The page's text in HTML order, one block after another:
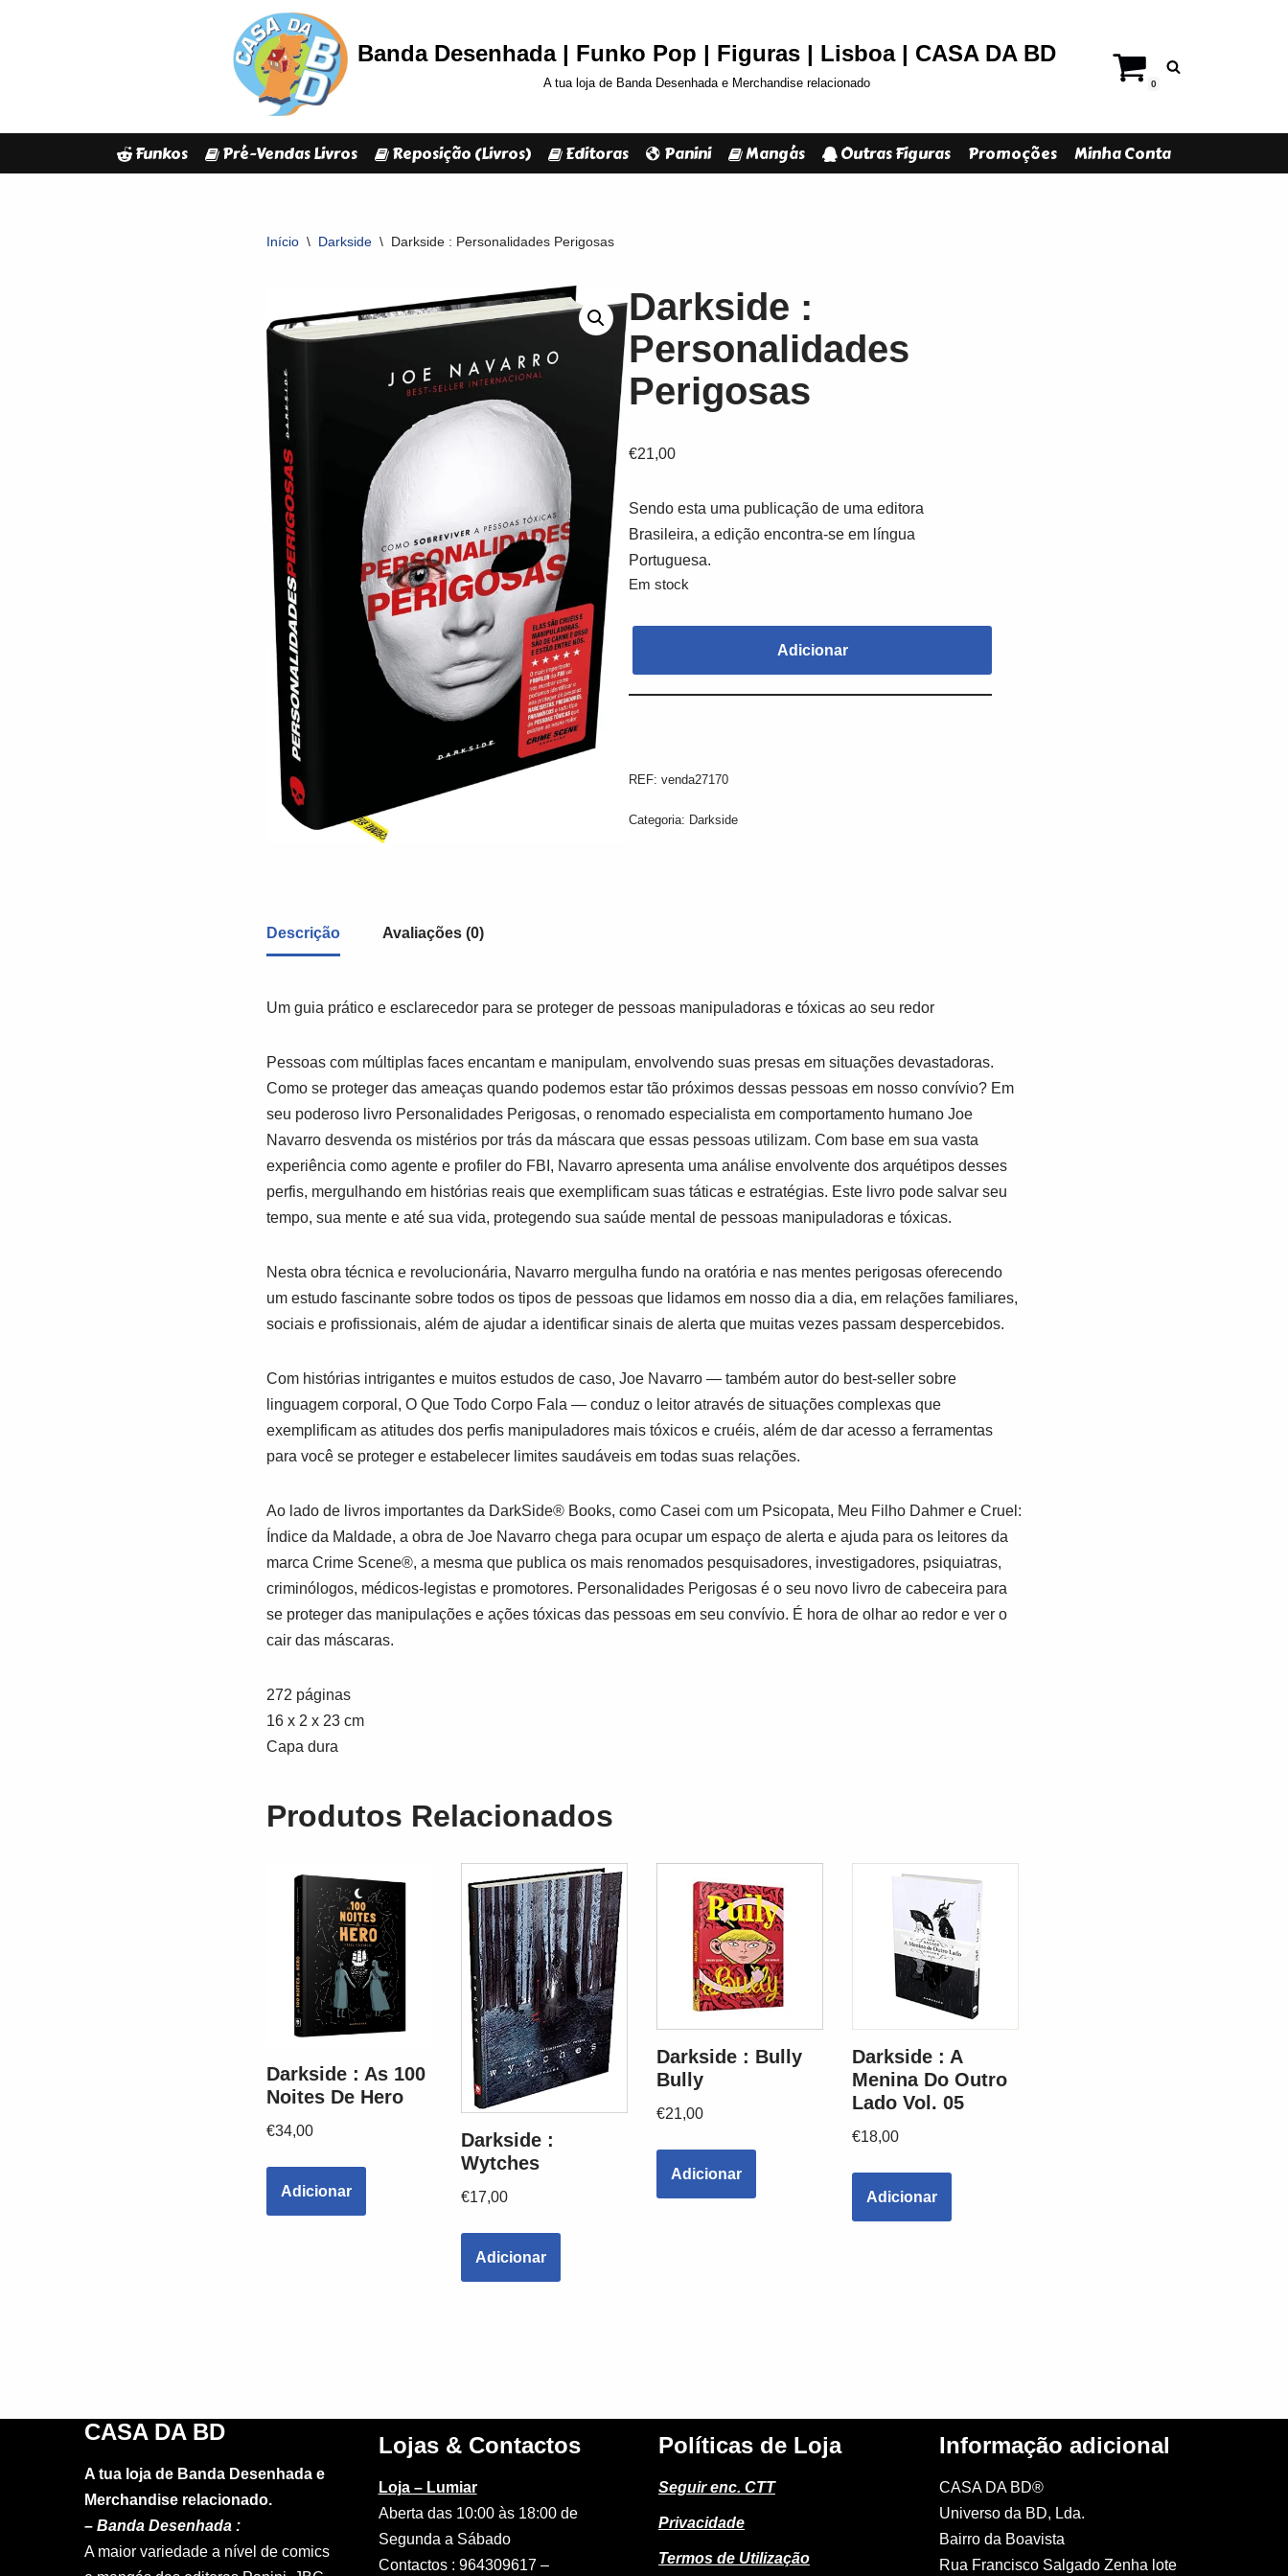
conteúdo
Banda Desenhada | Funko Pop | Figuras | Lisboa | CASA DA BD
A tua loja de Banda Desenhada e Merchandise relacionado 0
Funkos Pré-Vendas Livros Reposição (Livros) Editoras Panini Mangás Outras Figuras Promoções Minha Conta
Início \ Darkside \ Darkside : Personalidades Perigosas
Darkside :
Personalidades
Perigosas
€21,00
Sendo esta uma publicação de uma editora
Brasileira, a edição encontra-se em língua
Portuguesa.
Em stock
Adicionar
REF:venda27170
Categoria: Darkside
Descrição Avaliações (0)
Um guia prático e esclarecedor para se proteger de pessoas manipuladoras e tóxicas ao seu redor
Pessoas com múltiplas faces encantam e manipulam, envolvendo suas presas em situações devastadoras.
Como se proteger das ameaças quando podemos estar tão próximos dessas pessoas em nosso convívio? Em
seu poderoso livro Personalidades Perigosas, o renomado especialista em comportamento humano Joe
Navarro desvenda os mistérios por trás da máscara que essas pessoas utilizam. Com base em sua vasta
experiência como agente e profiler do FBI, Navarro apresenta uma análise envolvente dos arquétipos desses
perfis, mergulhando em histórias reais que exemplificam suas táticas e estratégias. Este livro pode salvar seu
tempo, sua mente e até sua vida, protegendo sua saúde mental de pessoas manipuladoras e tóxicas.
Nesta obra técnica e revolucionária, Navarro mergulha fundo na oratória e nas mentes perigosas oferecendo
um estudo fascinante sobre todos os tipos de pessoas que lidamos em nosso dia a dia, em relações familiares,
sociais e profissionais, além de ajudar a identificar sinais de alerta que muitas vezes passam despercebidos.
Com histórias intrigantes e muitos estudos de caso, Joe Navarro ― também autor do best-seller sobre
linguagem corporal, O Que Todo Corpo Fala ― conduz o leitor através de situações complexas que
exemplificam as atitudes dos perfis manipuladores mais tóxicos e cruéis, além de dar acesso a ferramentas
para você se proteger e estabelecer limites saudáveis em todas suas relações.
Ao lado de livros importantes da DarkSide® Books, como Casei com um Psicopata, Meu Filho Dahmer eCruel:
Índice da Maldade, a obra de Joe Navarro chega para ocupar um espaço de alerta e ajuda para os leitores da
marca Crime Scene®, a mesma que publica os mais renomados pesquisadores, investigadores, psiquiatras,
criminólogos, médicos-legistas e promotores. Personalidades Perigosasé o seu novo livro de cabeceira para
se proteger das manipulações e ações tóxicas das pessoas em seu convívio. É hora de olhar ao redor e ver o
cair das máscaras.
272 páginas
16 x 2 x 23 cm
Capa dura
Produtos Relacionados
Darkside : As 100
Noites De Hero
€34,00
Adicionar
Darkside :
Wytches
€17,00
Adicionar
Darkside : Bully
Bully
€21,00
Adicionar
Darkside : A
Menina Do Outro
Lado Vol. 05
€18,00
Adicionar
CASA DA BD
A tua loja de Banda Desenhada e
Merchandise relacionado.
– Banda Desenhada :
A maior variedade a nível de comics
Lojas & Contactos
Loja – Lumiar
Aberta das 10:00 às 18:00 de
Segunda a Sábado
Contactos : 964309617 –
Políticas de Loja
Seguir enc. CTT
Privacidade
Termos de Utilização
Informação adicional
CASA DA BD®
Universo da BD, Lda.
Bairro da Boavista
Rua Francisco Salgado Zenha lote